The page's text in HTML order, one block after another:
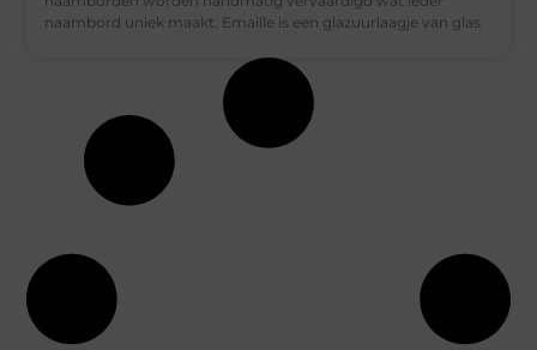
naambord uniek maakt. Emaille is een glazuurlaagje van glas